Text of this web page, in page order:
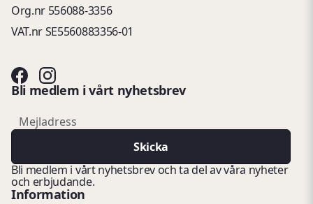
Org.nr 556088-3356
VAT.nr SE5560883356-01
Bli medlem i vårt nyhetsbrev
email
Mejladress
Skicka
Bli medlem i vårt nyhetsbrev och ta del av våra nyheter
och erbjudande.
Information